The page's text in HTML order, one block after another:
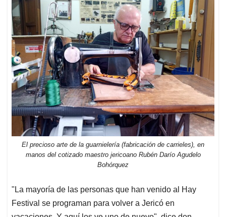
El precioso arte de la guarnielería (fabricación de carrieles), en
manos del cotizado maestro jericoano Rubén Darío Agudelo
Bohórquez
"La mayoría de las personas que han venido al Hay
Festival se programan para volver a Jericó en